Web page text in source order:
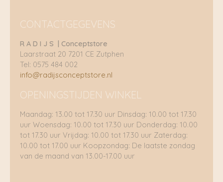
CONTACTGEGEVENS
R A D I J S | Conceptstore
Laarstraat 20 7201 CE Zutphen
Tel: 0575 484 002
info@radijsconceptstore.nl
OPENINGSTIJDEN WINKEL
Maandag: 13.00 tot 17.30 uur Dinsdag: 10.00 tot 17.30
uur Woensdag: 10.00 tot 17.30 uur Donderdag: 10.00
tot 17.30 uur Vrijdag: 10.00 tot 17.30 uur Zaterdag:
10.00 tot 17.00 uur Koopzondag: De laatste zondag
van de maand van 13.00-17.00 uur